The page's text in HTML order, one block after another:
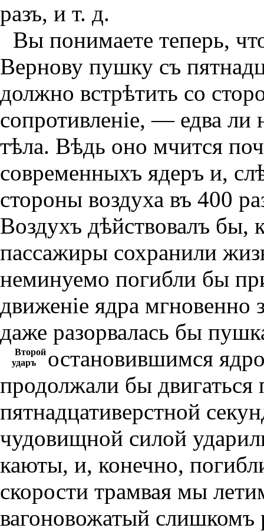
разъ, и т. д.
Вы понимаете теперь,
Вернову пушку съ
должно встрѣтить со
сопротивленiе, — едва ли
тѣла. Вѣдь оно мчится
современныхъ ядеръ и,
стороны воздуха въ 400
Воздухъ дѣйствовалъ бы,
пассажиры сохранили
неминуемо погибли бы
движенiе ядра мгновенно
даже разорвалась бы
остановившимся
Второй
ударъ
продолжали бы двигаться
пятнадцативерстной
чудовищной силой
каюты, и, конечно,
скорости трамвая мы
вагоновожатый слишкомъ